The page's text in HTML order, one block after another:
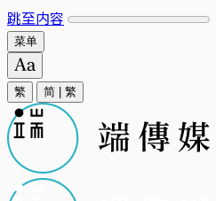
跳至内容
菜单
繁 简 繁